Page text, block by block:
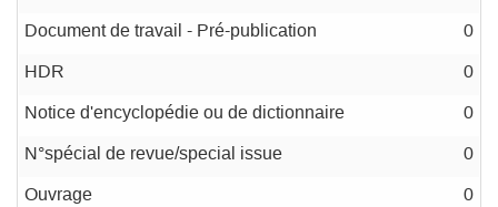
Document de travail - Pré-publication 0
HDR 0
Notice d'encyclopédie ou de dictionnaire 0
N°spécial de revue/special issue 0
Ouvrage 0